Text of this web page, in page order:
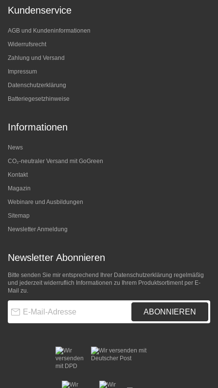
Kundenservice
AGB und Kundeninformationen
Widerrufsrecht
Zahlung und Versand
Impressum
Datenschutzerklärung
Batteriegesetzhinweise
Informationen
News
CO₂-neutraler Versand mit GoGreen
Kontakt
Magazin
Webinare und Ausbildungen
Sitemap
Newsletter Anmeldung
Newsletter Abonnieren
Bitte senden Sie mir entsprechend Ihrer Datenschutzerklärung regelmäßig
und jederzeit widerruflich Informationen zu Ihrem Produktsortiment per E-
Mail zu.
ABONNIEREN